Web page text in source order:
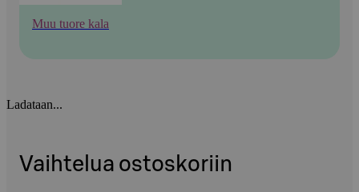
Muu tuore kala
Ladataan...
Vaihtelua ostoskoriin